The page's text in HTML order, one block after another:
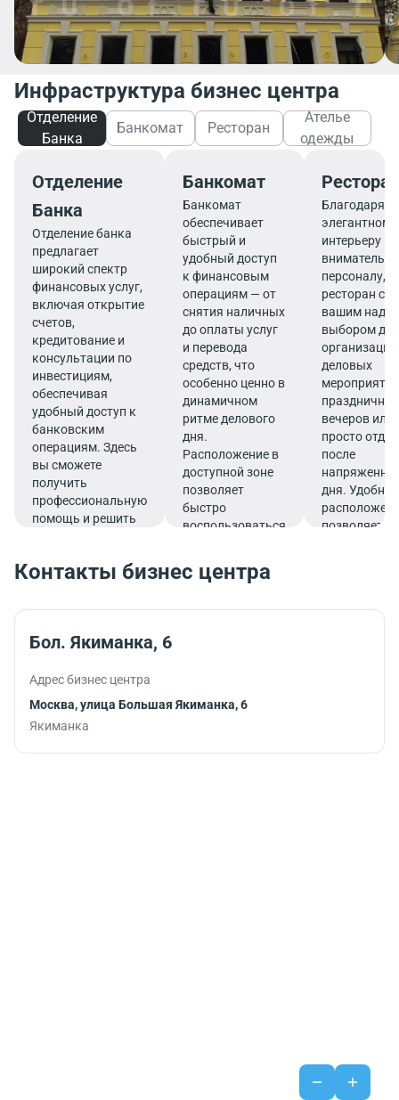
Инфраструктура бизнес центра
Отделение
Банка
Банкомат Ресторан
Ателье
одежды
Отделение
Банка
Отделение банка
предлагает
широкий спектр
финансовых услуг,
включая открытие
счетов,
кредитование и
консультации по
инвестициям,
обеспечивая
удобный доступ к
банковским
операциям. Здесь
вы сможете
получить
профессиональную
помощь и решить
комфортной
Банкомат
Банкомат
обеспечивает
быстрый и
удобный доступ
к финансовым
операциям — от
снятия наличных
до оплаты услуг
и перевода
средств, что
особенно ценно в
динамичном
ритме делового
дня.
Расположение в
доступной зоне
позволяет
быстро
воспользоваться
Ресторан
Благодаря
элегантному
интерьеру и
персоналу,
ресторан
вашим
выбором для
организации
деловых
вечеров или
просто
после
дня. Удобное
позволяет
рабочим
Контакты бизнес центра
Бол. Якиманка, 6
Адрес бизнес центра
Москва, улица Большая Якиманка, 6
Якиманка